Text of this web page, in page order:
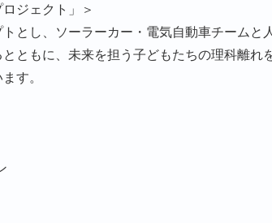
ジェクト」＞
とし、ソーラーカー・電気自動車チームと
ともに、未来を担う子どもたちの理科離れ
す。